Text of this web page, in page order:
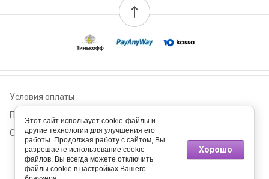
Условия оплаты
Пользовательское соглашение
Оплата и Доставка
© 2017 - 2026 Букет
Этот сайт использует cookie-файлы и
другие технологии для улучшения его
работы. Продолжая работу с сайтом, Вы
разрешаете использование cookie-
файлов. Вы всегда можете отключить
файлы cookie в настройках Вашего
Хорошо